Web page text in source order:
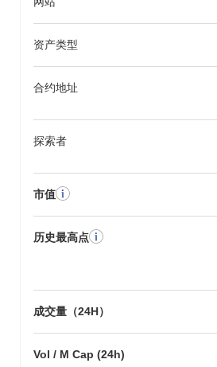
资产类型
合约地址
探索者
市值
历史最高点
成交量（24H）
Vol / M Cap (24h)
参与决策过程的权力，培养对项目长期
些元素共同促进了DUSD在不断发展的
色，使其成为寻求交易稳定性的用户的
你可以用DUSD做什么？
DUSD代币在其生态系统中具有多种实
者可以质押DUSD以帮助保护网络，这
取决于现有机制。此外，DUSD还可能
是构建dApps和集成的有价值工具，因
协议中使用。围绕DUSD的生态系统包
包，以及连接DUSD与其他区块链网络
其在不同平台和应用中的可用性，使
（DeFi）领域中用户和开发者的功能性
DUSD通过最近在加密货币生态系统中
至2023年9月，该项目宣布了一项重大
可用性，反映出对其发展的持续承诺。
区正在讨论和投票提案，表明参与决
DUSD在多个交易所上市，保持着稳定